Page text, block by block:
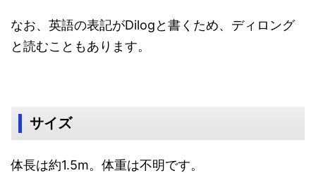
なお、英語の表記がDilogと書くため、ディロング
と読むこともあります。
サイズ
体長は約1.5m。体重は不明です。